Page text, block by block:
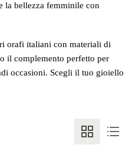
la bellezza femminile con
orafi italiani con materiali di
il complemento perfetto per
occasioni. Scegli il tuo gioiello